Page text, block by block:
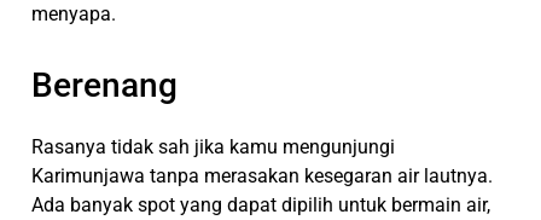
menyapa.
Berenang
Rasanya tidak sah jika kamu mengunjungi
Karimunjawa tanpa merasakan kesegaran air lautnya.
Ada banyak spot yang dapat dipilih untuk bermain air,